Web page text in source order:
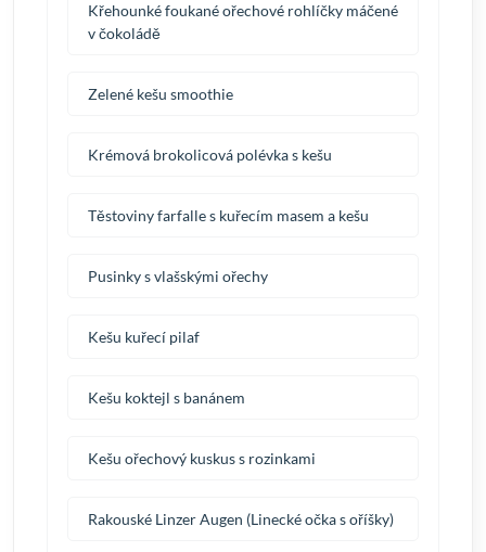
Křehounké foukané ořechové rohlíčky máčené
v čokoládě
Zelené kešu smoothie
Krémová brokolicová polévka s kešu
Těstoviny farfalle s kuřecím masem a kešu
Pusinky s vlašskými ořechy
Kešu kuřecí pilaf
Kešu koktejl s banánem
Kešu ořechový kuskus s rozinkami
Rakouské Linzer Augen (Linecké očka s oříšky)